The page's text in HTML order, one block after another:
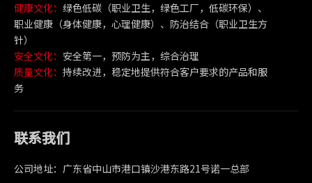
健康文化： 绿色低碳（职业卫生，绿色工厂，低碳环保）、
职业健康（身体健康，心理健康）、防治结合（职业卫生方
针）
安全文化： 安全第一，预防为主，综合治理
质量文化： 持续改进，稳定地提供符合客户要求的产品和服
务
联系我们
公司地址：广东省中山市港口镇沙港东路21号诺一总部